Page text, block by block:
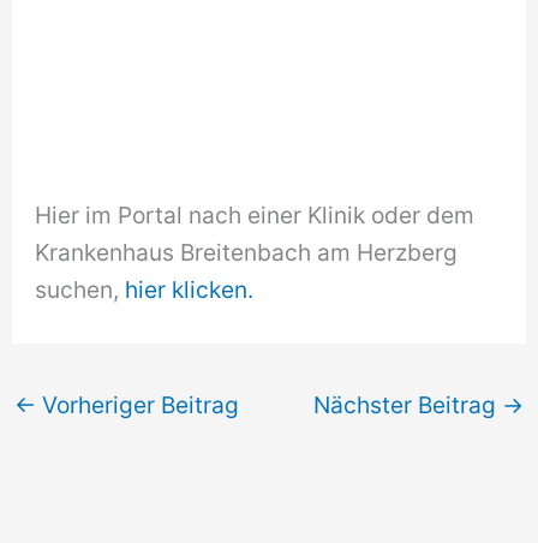
Hier im Portal nach einer Klinik oder dem
Krankenhaus Breitenbach am Herzberg
suchen, hier klicken.
← Vorheriger Beitrag Nächster Beitrag →